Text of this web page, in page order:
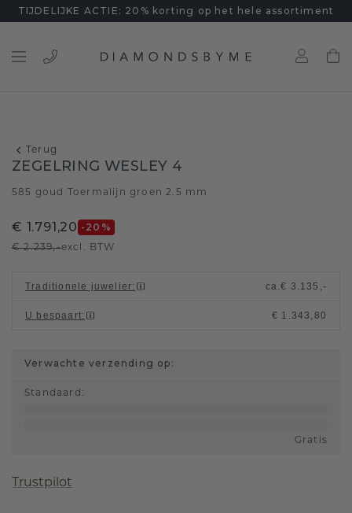
TIJDELIJKE ACTIE: 20% korting op het hele assortiment
Terug
ZEGELRING WESLEY 4
585 goud Toermalijn groen 2.5 mm
€ 1.791,20 -20 %
€ 2.239,-excl. BTW
Traditionele juwelier: ca.€ 3.135,-
U bespaart: € 1.343,80
Verwachte verzending op:
Standaard :
Gratis
Trustpilot